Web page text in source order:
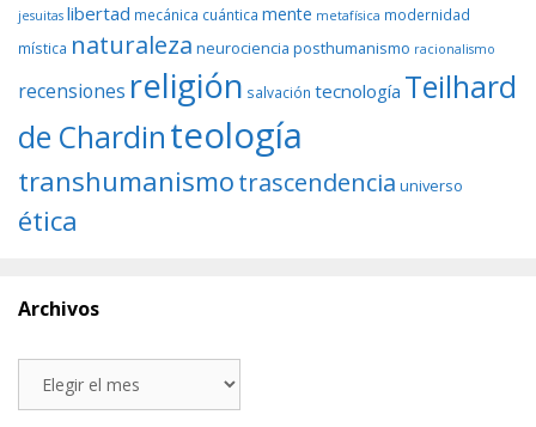
jesuitas libertad mecánica cuántica mente metafísica modernidad
mística naturaleza neurociencia posthumanismo racionalismo
recensiones religión salvación tecnología Teilhard
de Chardinteología
transhumanismotrascendencia universo
ética
Archivos